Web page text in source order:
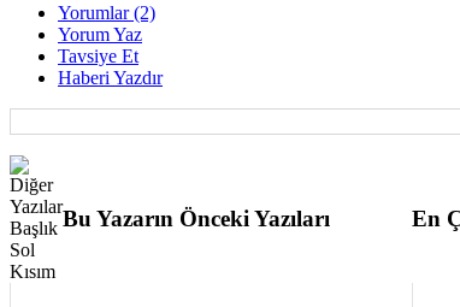
Yorumlar (2)
Yorum Yaz
Tavsiye Et
Haberi Yazdır
Bu Yazarın Önceki Yazıları En